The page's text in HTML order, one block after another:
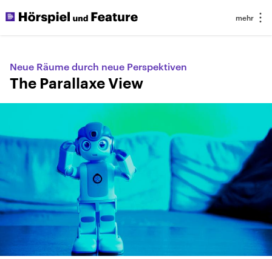
Neue Räume durch neue Perspektiven
The Parallaxe View